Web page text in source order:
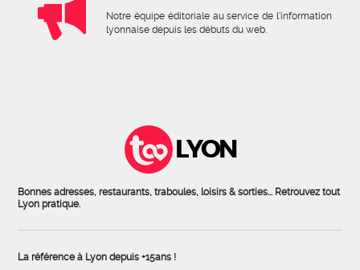
Notre équipe éditoriale au service de l'information
lyonnaise depuis les débuts du web.
LYON
Bonnes adresses, restaurants, traboules, loisirs & sorties... Retrouvez tout
Lyon pratique.
La référence à Lyon depuis +15ans !